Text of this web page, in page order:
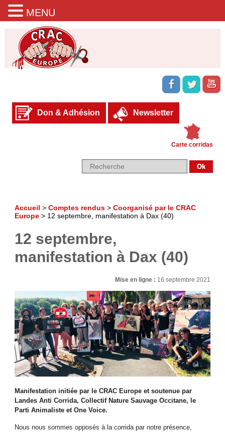
Don & Adhésion Newsletter
Carte corridas
Accueil > Comptes rendus> Coorganisé par le CRAC
Europe> 12 septembre, manifestation à Dax (40)
12 septembre,
manifestation à Dax (40)
Mise en ligne : 16 septembre 2021
Manifestation initiée par le CRAC Europe et soutenue par
Landes Anti Corrida, Collectif Nature Sauvage Occitane, le
Parti Animaliste et One Voice.
Nous nous sommes opposés à la corrida par notre présence,
MENU